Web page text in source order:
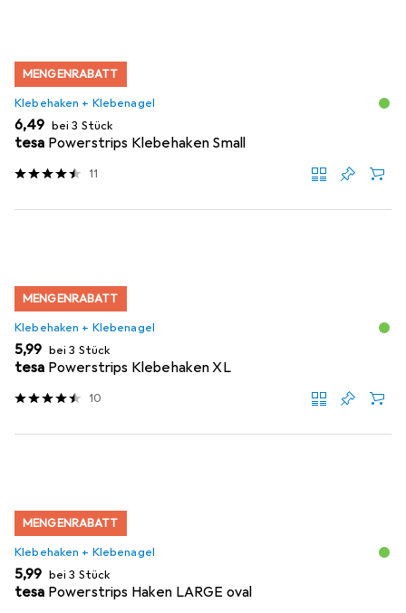
MENGENRABATT
Klebehaken + Klebenagel
EUR
6,49 bei 3 Stück
tesa Powerstrips Klebehaken Small
11
MENGENRABATT
Klebehaken + Klebenagel
EUR
5,99 bei 3 Stück
tesa Powerstrips Klebehaken XL
10
MENGENRABATT
Klebehaken + Klebenagel
EUR
5,99 bei 3 Stück
tesa Powerstrips Haken LARGE oval